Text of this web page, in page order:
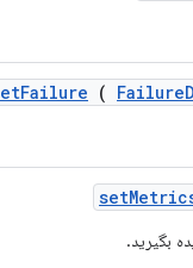
Failure ( Failure
set
بگیرید.